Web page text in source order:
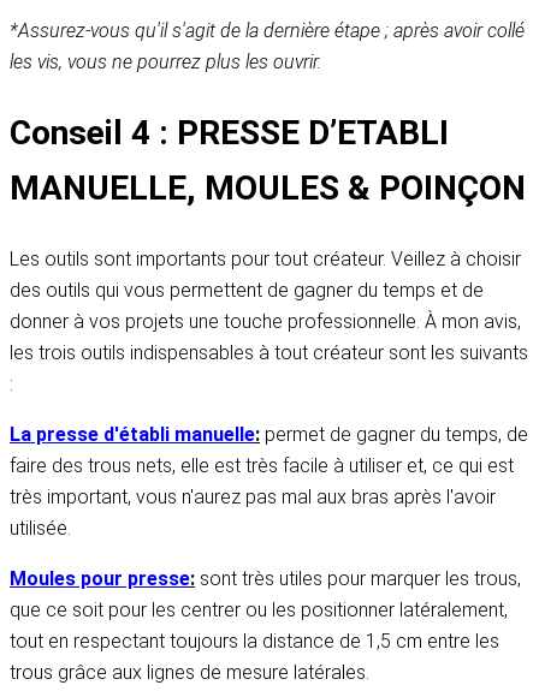
*Assurez-vous qu'il s'agit de la dernière étape ; après avoir collé
les vis, vous ne pourrez plus les ouvrir.
Conseil 4 : PRESSE D’ETABLI
MANUELLE, MOULES & POINÇON
Les outils sont importants pour tout créateur. Veillez à choisir
des outils qui vous permettent de gagner du temps et de
donner à vos projets une touche professionnelle. À mon avis,
les trois outils indispensables à tout créateur sont les suivants
:
La presse d'établi manuelle: permet de gagner du temps, de
faire des trous nets, elle est très facile à utiliser et, ce qui est
très important, vous n'aurez pas mal aux bras après l'avoir
utilisée.
Moules pour presse: sont très utiles pour marquer les trous,
que ce soit pour les centrer ou les positionner latéralement,
tout en respectant toujours la distance de 1,5 cm entre les
trous grâce aux lignes de mesure latérales.